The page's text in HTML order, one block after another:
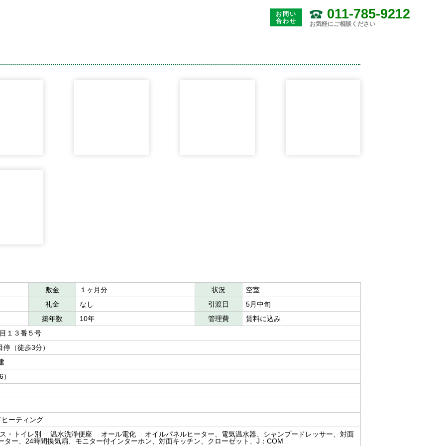
お問い
合わせ
011-785-9212
お気軽にご相談ください
敷金 １ヶ月分 状況
空室
礼金
なし 引渡日
5月中旬
築年数
10年 管理費
賃料に込み
１３番５号
（徒歩3分）
ーティング
・トイレ別 温水洗浄便座 オール電化 オイルパネルヒーター、電気温水器、シャンプードレッサー、対面
ター、24時間換気扇、モニター付インターホン、対面キッチン、クローゼット、J：COM